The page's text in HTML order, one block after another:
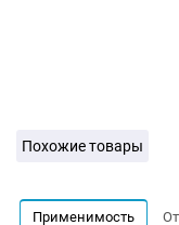
Похожие товары
Применимость